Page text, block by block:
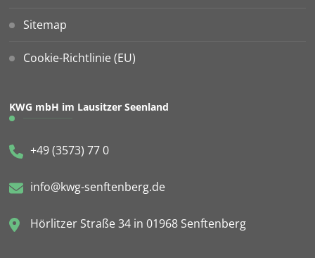
Sitemap
Cookie-Richtlinie (EU)
KWG mbH im Lausitzer Seenland
+49 (3573) 77 0
info@kwg-senftenberg.de
Hörlitzer Straße 34 in 01968 Senftenberg